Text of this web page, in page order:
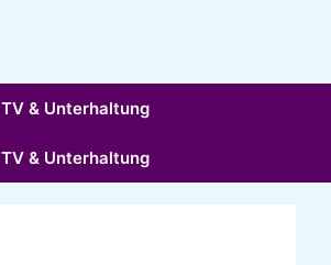
TV & Unterhaltung
TV & Unterhaltung